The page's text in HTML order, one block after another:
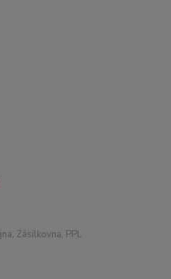
Zásilkovna, PPL